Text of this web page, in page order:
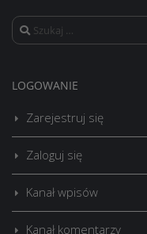
Szukaj:
LOGOWANIE
Zarejestruj się
Zaloguj się
Kanał wpisów
Kanał komentarzy